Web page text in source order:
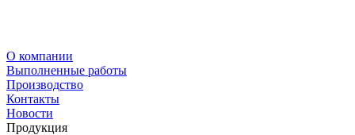
О компании
Выполненные работы
Производство
Контакты
Новости
Продукция